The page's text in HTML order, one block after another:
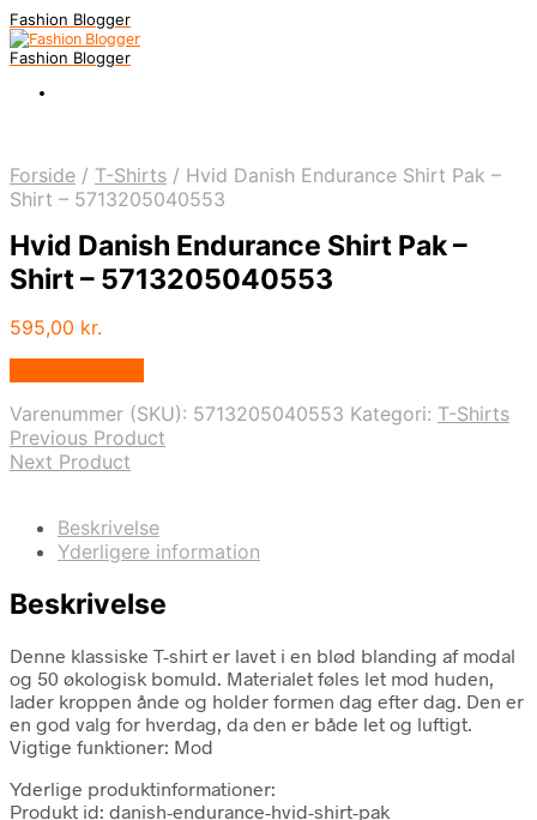
Fashion Blogger
Fashion Blogger
Forside / T-Shirts / Hvid Danish Endurance Shirt Pak –
Shirt – 5713205040553
Hvid Danish Endurance Shirt Pak –
Shirt – 5713205040553
595,00 kr.
Varenummer (SKU): 5713205040553 Kategori: T-Shirts
Previous Product
Next Product
Beskrivelse
Yderligere information
Beskrivelse
Denne klassiske T-shirt er lavet i en blød blanding af modal
og 50 økologisk bomuld. Materialet føles let mod huden,
lader kroppen ånde og holder formen dag efter dag. Den er
en god valg for hverdag, da den er både let og luftigt.
Vigtige funktioner: Mod
Yderlige produktinformationer:
Produkt id: danish-endurance-hvid-shirt-pak